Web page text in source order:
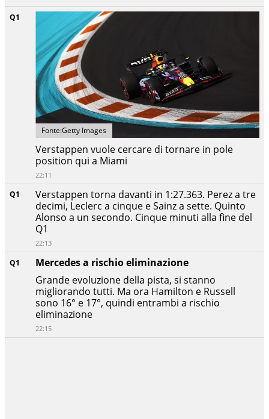
Q1
Mercedes a rischio eliminazione
Grande evoluzione della pista, si stanno
migliorando tutti. Ma ora Hamilton e Russell
sono 16° e 17°, quindi entrambi a rischio
eliminazione
22:15
Q1
Verstappen torna davanti in 1:27.363. Perez a tre
decimi, Leclerc a cinque e Sainz a sette. Quinto
Alonso a un secondo. Cinque minuti alla fine del
Q1
22:13
Q1
Fonte:Getty Images
Verstappen vuole cercare di tornare in pole
position qui a Miami
22:11